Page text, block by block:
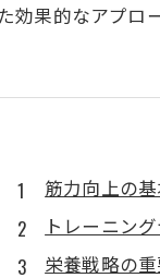
果的なアプロ
筋力向上の
トレーニン
栄養戦略の